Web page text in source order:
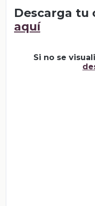
Descarga tu
aquí
Si no se